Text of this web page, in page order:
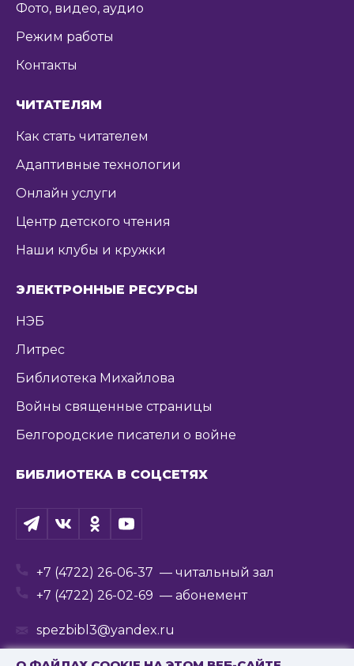
Фото, видео, аудио
Режим работы
Контакты
ЧИТАТЕЛЯМ
Как стать читателем
Адаптивные технологии
Онлайн услуги
Центр детского чтения
Наши клубы и кружки
ЭЛЕКТРОННЫЕ РЕСУРСЫ
НЭБ
Литрес
Библиотека Михайлова
Войны священные страницы
Белгородские писатели о войне
БИБЛИОТЕКА В СОЦСЕТЯХ
+7 (4722) 26-06-37 — читальный зал
+7 (4722) 26-02-69 — абонемент
spezbibl3@yandex.ru